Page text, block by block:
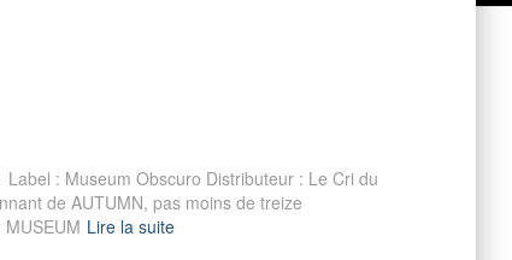
: Museum Obscuro Distributeur : Le Cri du
de AUTUMN, pas moins de treize
Lire la suite